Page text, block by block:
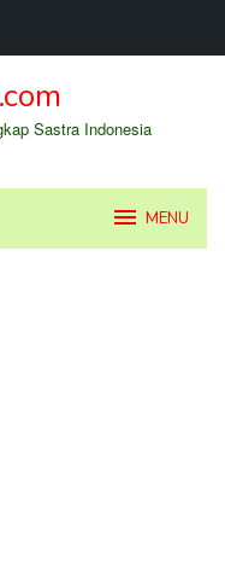
Sastra Indonesia
MENU